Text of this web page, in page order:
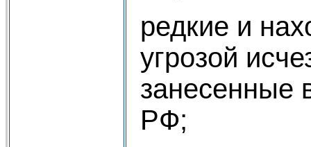
редкие и
угрозой
занесенные
РФ;